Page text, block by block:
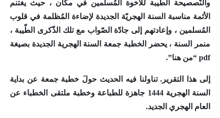
والنّصصيحة الطّيبة للأخوة المُسلمين في مكان ، حيث يغتنم
الأئمة مناسبة السنة الهجريّة الجديدة لإضاءة المُظلمة في قلوب
المُسلمين ، وإعادتهم إلى جادّة الصّواب مع تلك الذّكرى الطّيبة ،
منمر السنة ، يحضر الخطبة جمعة السنة الهجرية الجديدة بصيغة
pdf “من هنا”.
إلى هذا التقرير. تناولنا فيه الحديث حولَ خطبة جمعة عن بداية
السنة الهجرية 1444 جاهزة للطباعة
وخطبة ملتقى الخطباء عن
العام الهجري الجديد.